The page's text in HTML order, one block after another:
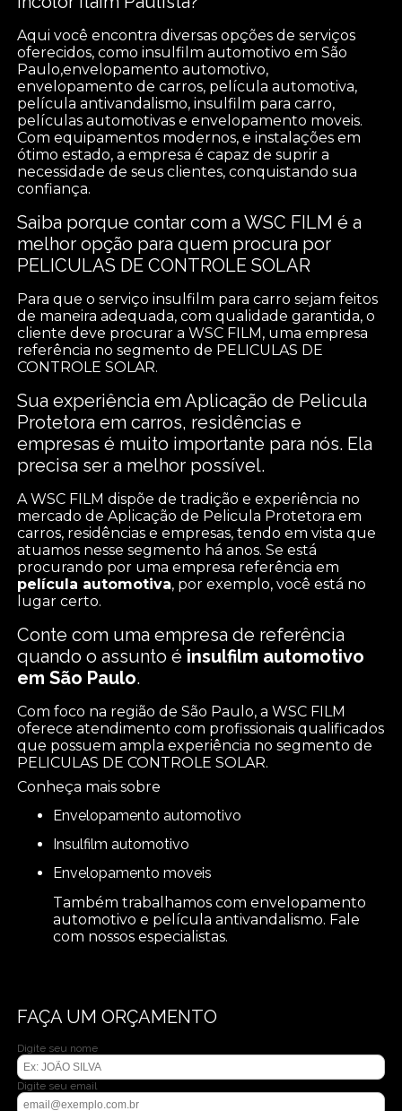
Aqui você encontra diversas opções de serviços
oferecidos, como insulfilm automotivo em São
Paulo,envelopamento automotivo,
envelopamento de carros, película automotiva,
película antivandalismo, insulfilm para carro,
películas automotivas e envelopamento moveis.
Com equipamentos modernos, e instalações em
ótimo estado, a empresa é capaz de suprir a
necessidade de seus clientes, conquistando sua
confiança.
Saiba porque contar com a WSC FILM é a
melhor opção para quem procura por
PELICULAS DE CONTROLE SOLAR
Para que o serviço insulfilm para carro sejam feitos
de maneira adequada, com qualidade garantida, o
cliente deve procurar a WSC FILM, uma empresa
referência no segmento de PELICULAS DE
CONTROLE SOLAR.
Sua experiência em Aplicação de Pelicula
Protetora em carros, residências e
empresas é muito importante para nós. Ela
precisa ser a melhor possível.
A WSC FILM dispõe de tradição e experiência no
mercado de Aplicação de Pelicula Protetora em
carros, residências e empresas, tendo em vista que
atuamos nesse segmento há anos. Se está
procurando por uma empresa referência em
película automotiva, por exemplo, você está no
lugar certo.
Conte com uma empresa de referência
quando o assunto é insulfilm automotivo
em São Paulo.
Com foco na região de São Paulo, a WSC FILM
oferece atendimento com profissionais qualificados
que possuem ampla experiência no segmento de
PELICULAS DE CONTROLE SOLAR.
Conheça mais sobre
envelopamento automotivo
insulfilm automotivo
envelopamento moveis
Também trabalhamos com envelopamento
automotivo e película antivandalismo. Fale
com nossos especialistas.
FAÇA UM ORÇAMENTO
Digite seu nome
Digite seu email